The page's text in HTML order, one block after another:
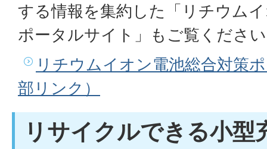
する情報を集約した「リチウム
ポータルサイト」もご覧くださ
リチウムイオン電池総合対策
部リンク）
リサイクルできる小型